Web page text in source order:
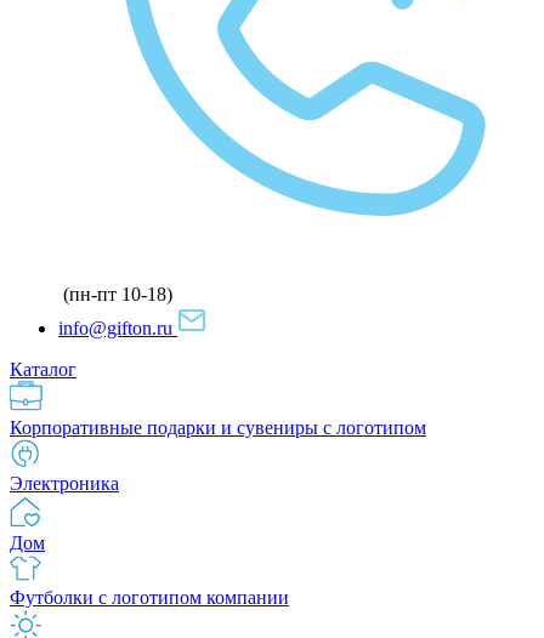
(пн-пт 10-18)
info@gifton.ru
Каталог
Корпоративные подарки и сувениры с логотипом
Электроника
Дом
Футболки с логотипом компании